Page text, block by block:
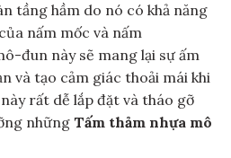
tầng hầm do nó có khả năng
nấm mốc và nấm
đun này sẽ mang lại sự ấm
và tạo cảm giác thoải mái khi
rất dễ lắp đặt và tháo gỡ
những Tấm thảm nhựa mô